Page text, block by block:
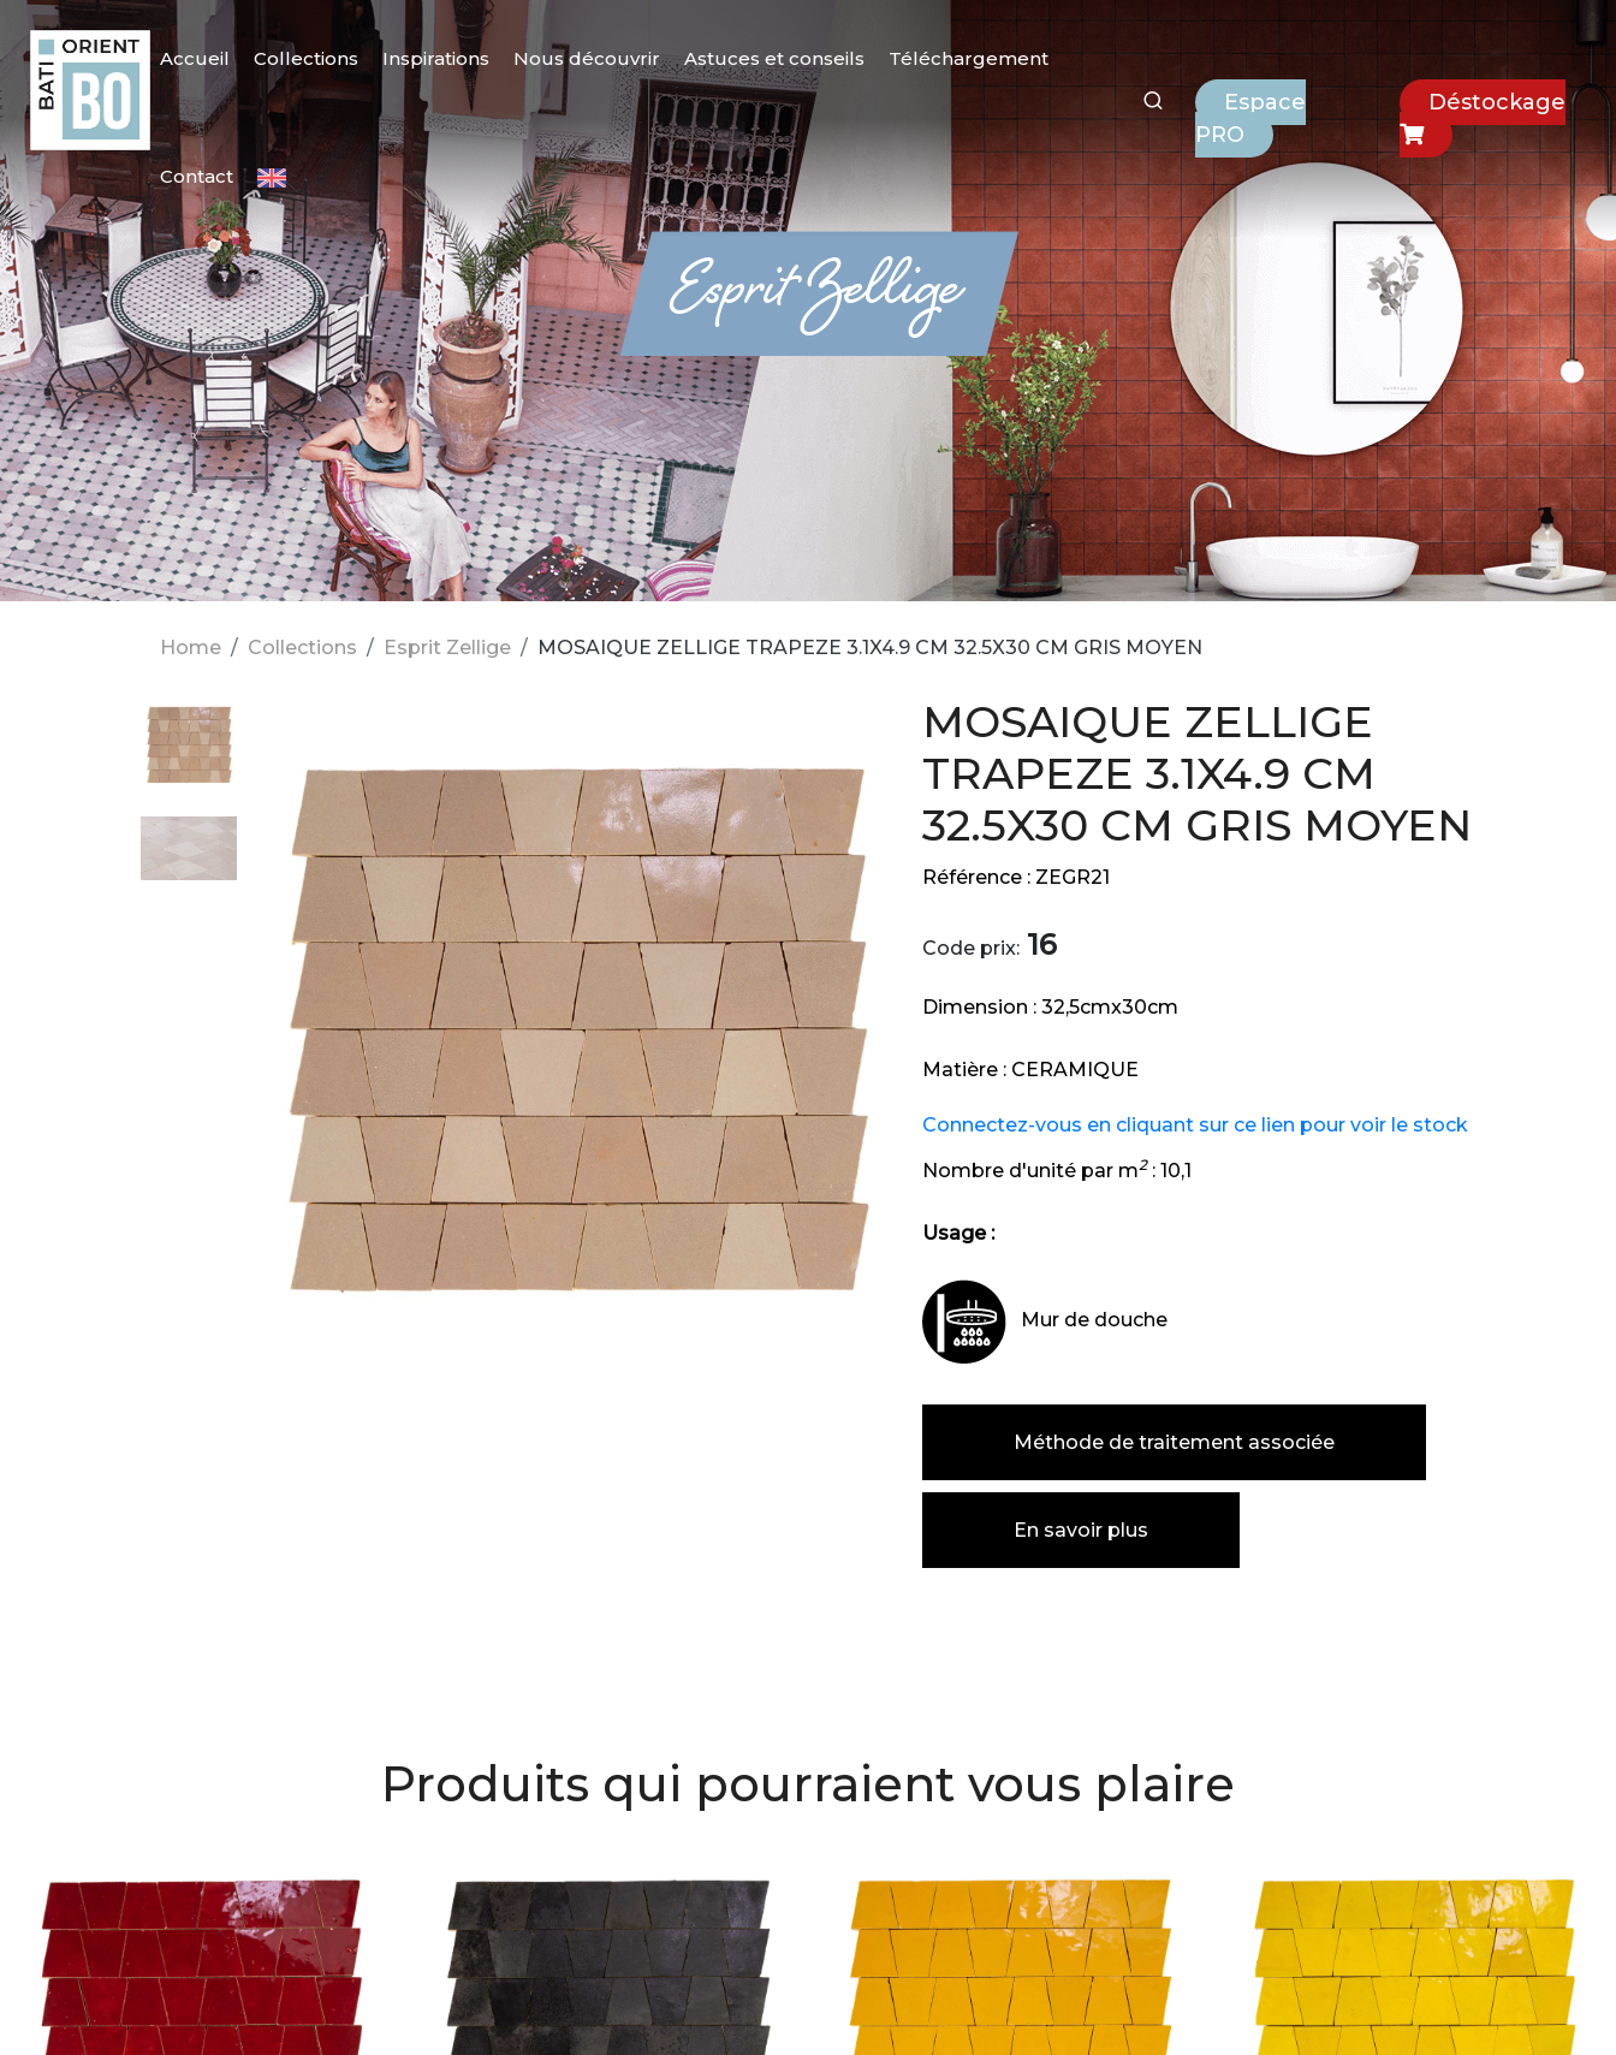
Accueil Collections Inspirations Nous découvrir Astuces et conseils Téléchargement
Contact
Espace
PRO
Déstockage
Esprit Zellige
Home Collections Esprit Zellige MOSAIQUE ZELLIGE TRAPEZE 3.1X4.9 CM 32.5X30 CM GRIS MOYEN
MOSAIQUE ZELLIGE
TRAPEZE 3.1X4.9 CM
32.5X30 CM GRIS MOYEN
Référence : ZEGR21
Code prix: 16
Dimension : 32,5cmx30cm
Matière : CERAMIQUE
Connectez-vous en cliquant sur ce lien pour voir le stock
Nombre d'unité par m2: 10,1
Usage :
Mur de douche
Méthode de traitement associée
En savoir plus
Produits qui pourraient vous plaire